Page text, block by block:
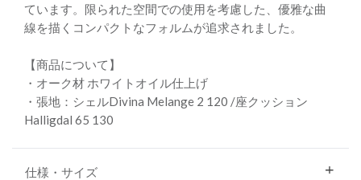
ています。限られた空間での使用を考慮した、優雅な曲
線を描くコンパクトなフォルムが追求されました。
【商品について】
・オーク材 ホワイトオイル仕上げ
・張地：シェルDivina Melange 2 120 /座クッション
Halligdal 65 130
仕様・サイズ